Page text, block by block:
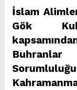
İslam
Gök